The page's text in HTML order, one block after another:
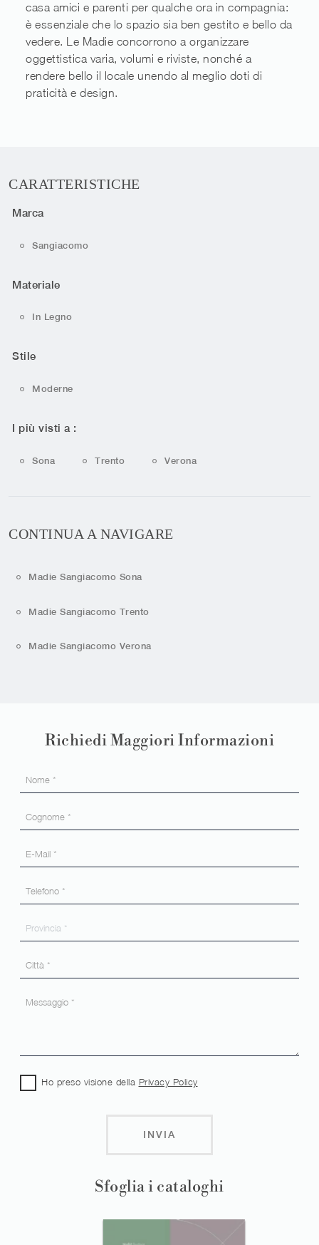
casa amici e parenti per qualche ora in compagnia:
è essenziale che lo spazio sia ben gestito e bello da
vedere. Le Madie concorrono a organizzare
oggettistica varia, volumi e riviste, nonché a
rendere bello il locale unendo al meglio doti di
praticità e design.
CARATTERISTICHE
Marca
Sangiacomo
Materiale
In Legno
Stile
Moderne
I più visti a :
Sona Trento Verona
CONTINUA A NAVIGARE
Madie Sangiacomo Sona
Madie Sangiacomo Trento
Madie Sangiacomo Verona
Sfoglia i cataloghi
Richiedi Maggiori Informazioni
Ho preso visione della Privacy Policy
INVIA